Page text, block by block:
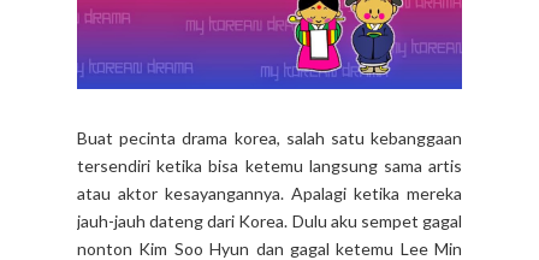
Buat pecinta drama korea, salah satu kebanggaan
tersendiri ketika bisa ketemu langsung sama artis
atau aktor kesayangannya. Apalagi ketika mereka
jauh-jauh dateng dari Korea. Dulu aku sempet gagal
nonton Kim Soo Hyun dan gagal ketemu Lee Min